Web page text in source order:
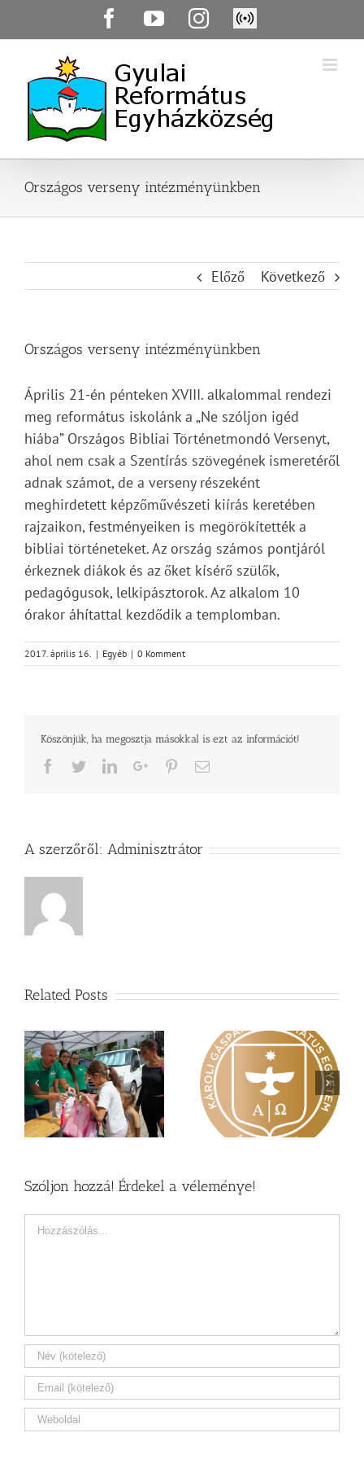
FacebookYouTubeInstagram
Élő
közvetítés
Országos verseny intézményünkben
Előző Következő
Országos verseny intézményünkben
Április 21-én pénteken XVIII. alkalommal rendezi
meg református iskolánk a „Ne szóljon igéd
hiába” Országos Bibliai Történetmondó Versenyt,
ahol nem csak a Szentírás szövegének ismeretéről
adnak számot, de a verseny részeként
meghirdetett képzőművészeti kiírás keretében
rajzaikon, festményeiken is megörökítették a
bibliai történeteket. Az ország számos pontjáról
érkeznek diákok és az őket kísérő szülők,
pedagógusok, lelkipásztorok. Az alkalom 10
órakor áhítattal kezdődik a templomban.
2017. április 16. | Egyéb | 0 Komment
Köszönjük, ha megosztja másokkal is ezt az információt!
Facebook
TwitterLinkedInGoogle+PinterestEmail
A szerzőről: Adminisztrátor
Related Posts
Nagy érdeklődés övezi
a Károli képzéseit
Vasárnapi üzenet –
Zsoltárok 149
Szóljon hozzá! Érdekel a véleménye!
Hozzászólás